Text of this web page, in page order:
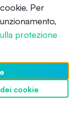
2022
Per
protezione
cookie